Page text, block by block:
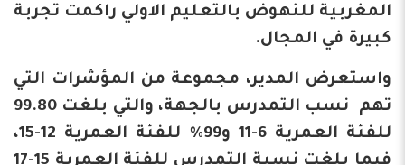
المغربية للنهوض بالتعليم الاولي راكمت تجربة
كبيرة في المجال.
واستعرض المدير، مجموعة من المؤشرات التي
تهم نسب التمدرس بالجهة، والتي بلغت 99.80
للفئة العمرية 6-11 و99% للفئة العمرية 12-15،
فيما بلغت نسبة التمدرس للفئة العمرية 15-17